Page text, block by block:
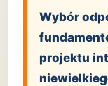
Wybór
projektu